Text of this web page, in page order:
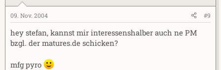
09. Nov. 2004 #9
hey stefan, kannst mir interessenshalber auch ne PM
bzgl. der matures.de schicken?
mfg pyro